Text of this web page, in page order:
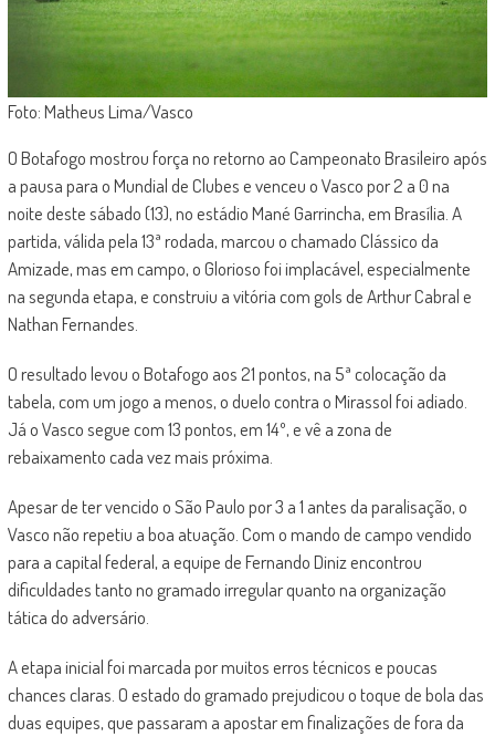
Foto: Matheus Lima/Vasco
O Botafogo mostrou força no retorno ao Campeonato Brasileiro após
a pausa para o Mundial de Clubes e venceu o Vasco por 2 a 0 na
noite deste sábado (13), no estádio Mané Garrincha, em Brasília. A
partida, válida pela 13ª rodada, marcou o chamado Clássico da
Amizade, mas em campo, o Glorioso foi implacável, especialmente
na segunda etapa, e construiu a vitória com gols de Arthur Cabral e
Nathan Fernandes.
O resultado levou o Botafogo aos 21 pontos, na 5ª colocação da
tabela, com um jogo a menos, o duelo contra o Mirassol foi adiado.
Já o Vasco segue com 13 pontos, em 14º, e vê a zona de
rebaixamento cada vez mais próxima.
Apesar de ter vencido o São Paulo por 3 a 1 antes da paralisação, o
Vasco não repetiu a boa atuação. Com o mando de campo vendido
para a capital federal, a equipe de Fernando Diniz encontrou
dificuldades tanto no gramado irregular quanto na organização
tática do adversário.
A etapa inicial foi marcada por muitos erros técnicos e poucas
chances claras. O estado do gramado prejudicou o toque de bola das
duas equipes, que passaram a apostar em finalizações de fora da